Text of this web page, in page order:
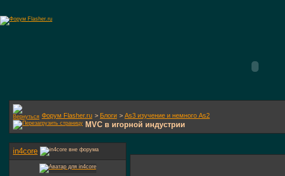
Форум Flasher.ru > Блоги > As3 изучение и немного As2
MVC в игорной индустрии
in4core